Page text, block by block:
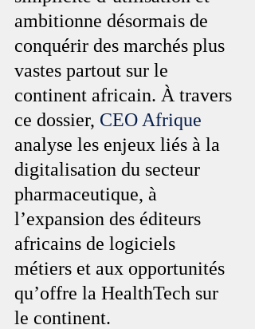
ambitionne désormais de
conquérir des marchés plus
vastes partout sur le
continent africain. À travers
ce dossier, CEO Afrique
analyse les enjeux liés à la
digitalisation du secteur
pharmaceutique, à
l’expansion des éditeurs
africains de logiciels
métiers et aux opportunités
qu’offre la HealthTech sur
le continent.